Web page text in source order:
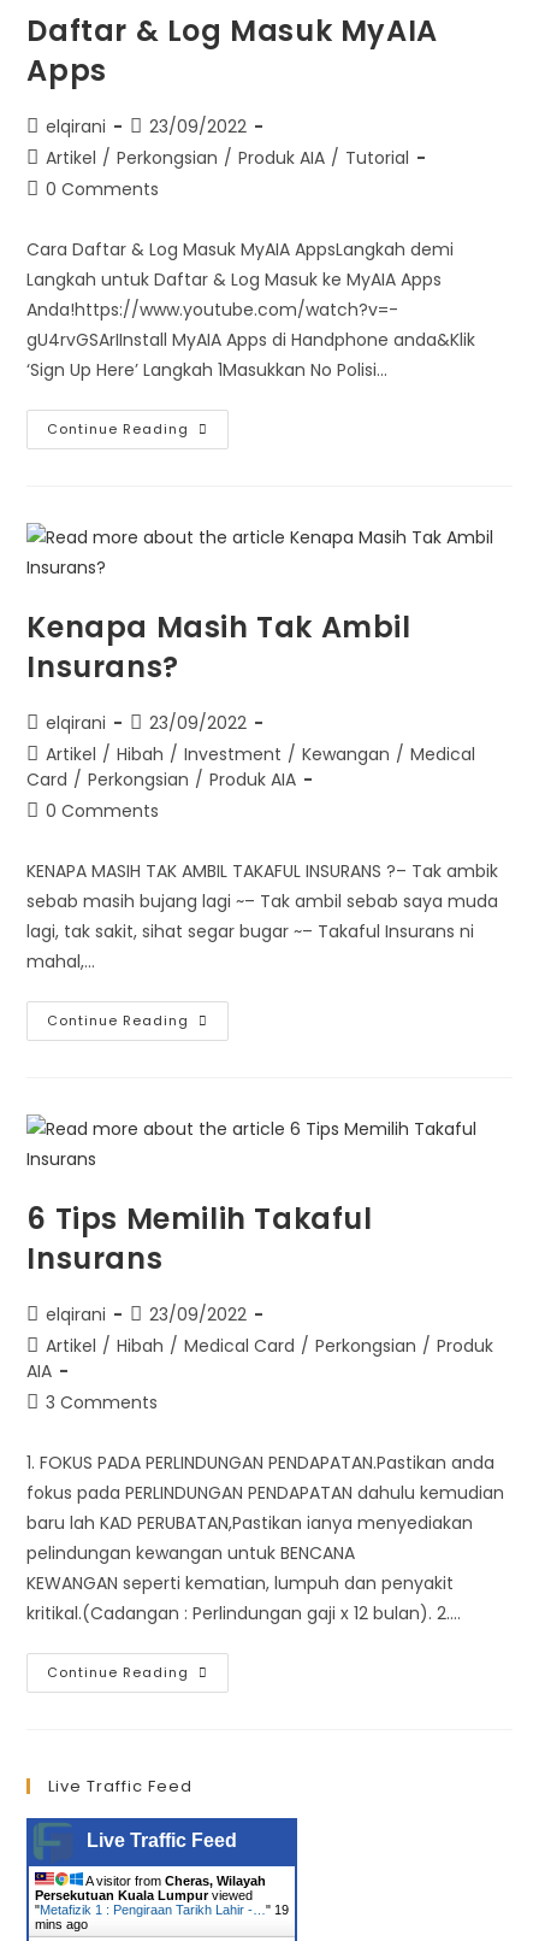
Daftar & Log Masuk MyAIA
Apps
elqirani
23/09/2022
Artikel / Perkongsian / Produk AIA / Tutorial
0 Comments
Cara Daftar & Log Masuk MyAIA AppsLangkah demi
Langkah untuk Daftar & Log Masuk ke MyAIA Apps
Anda!https://www.youtube.com/watch?v=-
gU4rvGSArIInstall MyAIA Apps di Handphone anda&Klik
‘Sign Up Here’ Langkah 1Masukkan No Polisi…
Continue Reading
Kenapa Masih Tak Ambil
Insurans?
elqirani
23/09/2022
Artikel / Hibah / Investment / Kewangan / Medical
Card / Perkongsian / Produk AIA
0 Comments
KENAPA MASIH TAK AMBIL TAKAFUL INSURANS ?– Tak ambik
sebab masih bujang lagi ~– Tak ambil sebab saya muda
lagi, tak sakit, sihat segar bugar ~– Takaful Insurans ni
mahal,…
Continue Reading
6 Tips Memilih Takaful
Insurans
elqirani
23/09/2022
Artikel / Hibah / Medical Card / Perkongsian / Produk
AIA
3 Comments
1. FOKUS PADA PERLINDUNGAN PENDAPATAN.Pastikan anda
fokus pada PERLINDUNGAN PENDAPATAN dahulu kemudian
baru lah KAD PERUBATAN,Pastikan ianya menyediakan
pelindungan kewangan untuk BENCANA
KEWANGAN seperti kematian, lumpuh dan penyakit
kritikal.(Cadangan : Perlindungan gaji x 12 bulan). 2.…
Continue Reading
Live Traffic Feed
Live Traffic Feed
A visitor fromCheras, Wilayah
Persekutuan Kuala Lumpurviewed
"Metafizik 1 : Pengiraan Tarikh Lahir -…" 19
mins ago